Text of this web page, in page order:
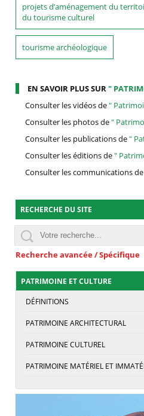
projets d’aménagement du
du tourisme culturel
tourisme archéologique
EN SAVOIR PLUS SUR"
Consulter les vidéos de"
Consulter les photos de"
Consulter les publications de"
Consulter les éditions de"
Consulter les communications
RECHERCHE DU SITE
Recherche avancée / Spécifique
PATRIMOINE ET CULTURE
DÉFINITIONS
PATRIMOINE ARCHITECTURAL
PATRIMOINE CULTUREL
PATRIMOINE MATÉRIEL ET